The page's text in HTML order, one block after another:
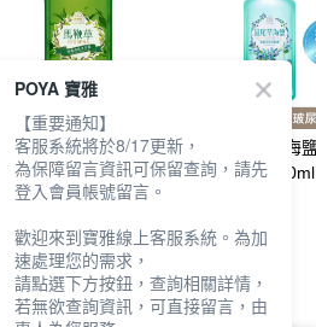
美吾髮馬鞭草柚香清新
沐浴露700ml
NT$179
美吾髮鼠尾草海
涼感洗髮露700ml
全站排行
POYA 寶雅
【重要通知】
客服系統將於8/17更新，
為保障留言資訊可保留查詢，請先
登入會員帳號留言。
歡迎來到寶雅線上客服系統。為加
速處理您的需求，
請點選下方按鈕，查詢相關詳情，
若無欲查詢資訊，可直接留言，由